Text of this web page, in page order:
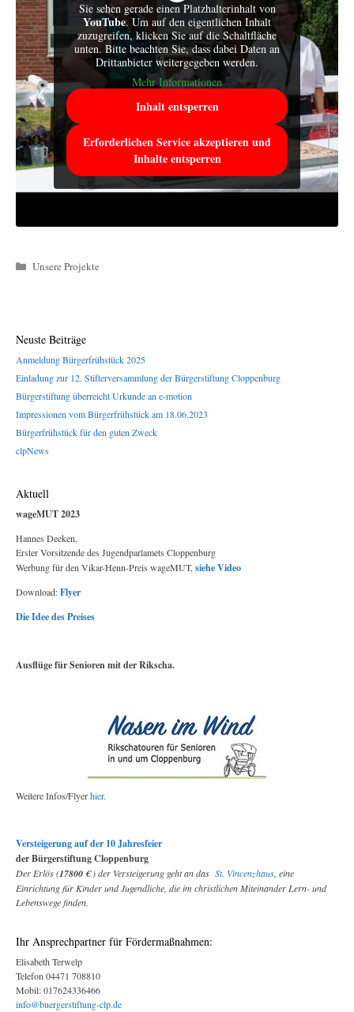
Sie sehen gerade einen Platzhalterinhalt von
YouTube. Um auf den eigentlichen Inhalt
zuzugreifen, klicken Sie auf die Schaltfläche
unten. Bitte beachten Sie, dass dabei Daten an
Drittanbieter weitergegeben werden.
Mehr Informationen
Inhalt entsperren
Erforderlichen Service akzeptieren und
Inhalte entsperren
Kategorien
Unsere Projekte
Neuste Beiträge
Anmeldung Bürgerfrühstück 2025
Einladung zur 12. Stifterversammlung der Bürgerstiftung Cloppenburg
Bürgerstiftung überreicht Urkunde an e-motion
Impressionen vom Bürgerfrühstück am 18.06.2023
Bürgerfrühstück für den guten Zweck
clpNews
Aktuell
wageMUT 2023
Hannes Deeken,
Erster Vorsitzende des Jugendparlamets Cloppenburg
Werbung für den Vikar-Henn-Preis wageMUT, siehe Video
Download:Flyer
Die Idee des Preises
Ausflüge für Senioren mit der Rikscha.
Weitere Infos/Flyerhier.
Versteigerung auf der 10 Jahresfeier
der Bürgerstiftung Cloppenburg
Der Erlös (17800 €) der Versteigerung geht an das St. Vincenzhaus , eine
Einrichtung für Kinder und Jugendliche, die im christlichen Miteinander Lern- und
Lebenswege finden.
Ihr Ansprechpartner für Fördermaßnahmen:
Elisabeth Terwelp
Telefon 04471 708810
Mobil: 017624336466
info@buergerstiftung-clp.de